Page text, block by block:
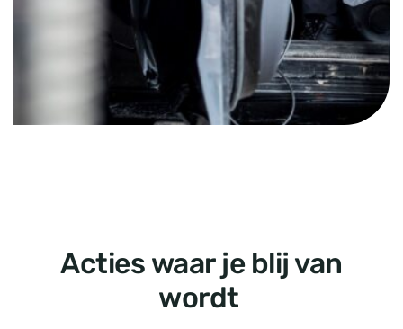
Acties waar je blij van
wordt